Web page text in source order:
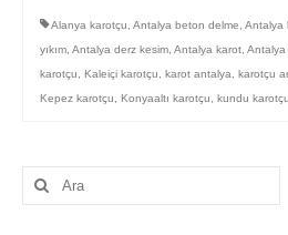
Alanya karotçu Antalya beton delme Antalya
yıkım Antalya derz kesim Antalya karot Antalya
karotçu
Kaleiçi karotçu karot antalya karotçu
Kepez karotçu
Konyaaltı karotçu kundu karotçu
Şunu
ara: